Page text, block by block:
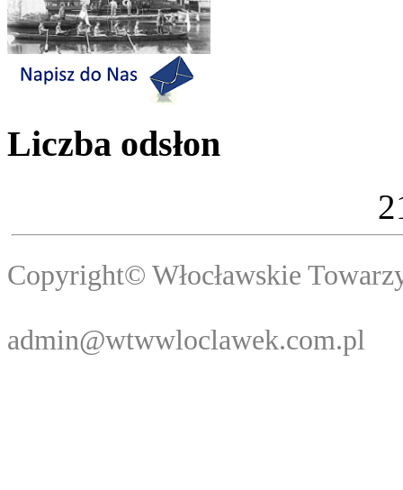
Liczba odsłon
2
Copyright©
admin@wtwwloclawek.com.pl